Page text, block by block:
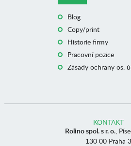
Blog
Copy/print
Historie firmy
Pracovní pozice
Zásady ochrany os.
KONTAKT
Rolino spol. s r. o.,
130 00 Praha 3